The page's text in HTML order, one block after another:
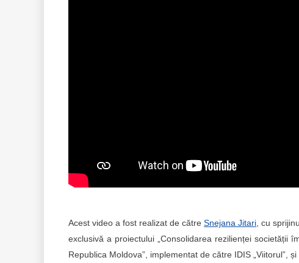
Acest video a fost realizat de către Snejana Jitari , cu
exclusivă a proiectului „Consolidarea rezilienței societății
Republica Moldova”, implementat de către IDIS „Viitorul”,